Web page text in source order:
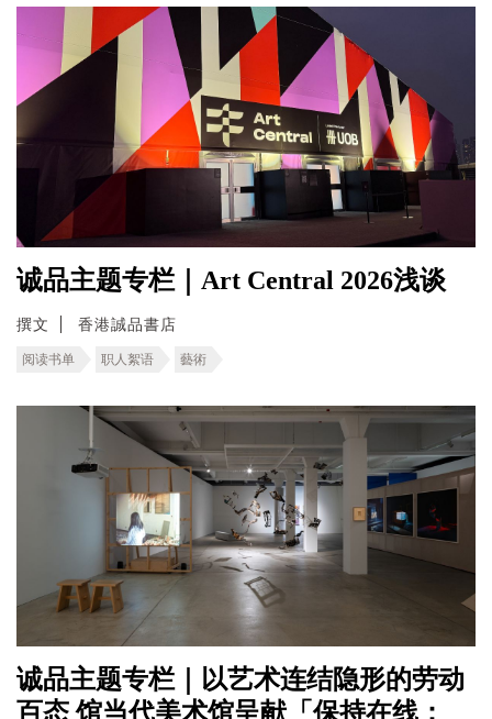
诚品主题专栏｜Art Central 2026浅谈
撰文 香港誠品書店
阅读书单 职人絮语 藝術
诚品主题专栏｜以艺术连结隐形的劳动
百态 馆当代美术馆呈献「保持在线：